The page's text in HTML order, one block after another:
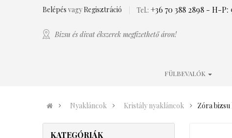
Belépés vagyRegisztráció Tel.: +36 70 388 2898 - H-P:
Bizsu és divat ékszerek megfizethető áron!
FÜLBEVALÓK
Nyakláncok Kristály nyakláncok Zóra
KATEGÓRIÁK